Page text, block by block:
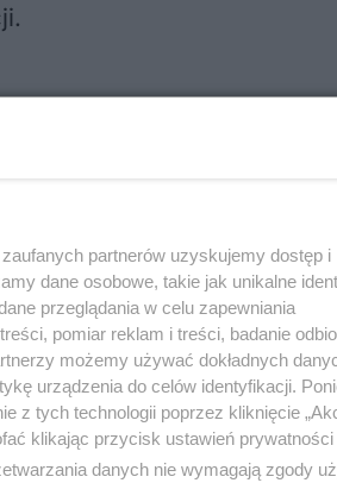
śmierci poznamy po
Lublina.
partnerów uzyskujemy dostęp i
dane osobowe, takie jak unikalne
przeglądania w celu zapewniania
pomiar reklam i treści, badanie
możemy używać dokładnych
urządzenia do celów identyfikacji.
z tych technologii poprzez kliknięcie
klikając przycisk ustawień
danych nie wymagają zgody